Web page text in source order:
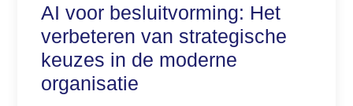
AI voor besluitvorming: Het
verbeteren van strategische
keuzes in de moderne
organisatie